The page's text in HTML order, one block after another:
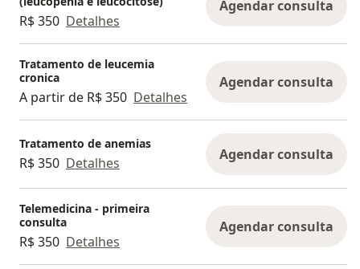
R$ 350 Detalhes
Agendar consulta
Tratamento de leucemia
cronica
A partir de R$ 350 Detalhes
Agendar consulta
Tratamento de anemias
R$ 350 Detalhes Agendar consulta
Telemedicina - primeira
consulta
R$ 350 Detalhes
Agendar consulta